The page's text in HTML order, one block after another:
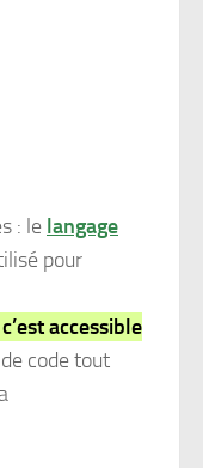
: le langage
pour
accessible
code tout